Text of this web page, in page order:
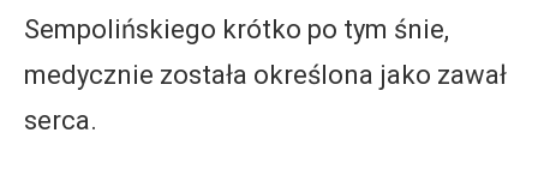
Sempolińskiego krótko po tym śnie,
medycznie została określona jako zawał
serca.